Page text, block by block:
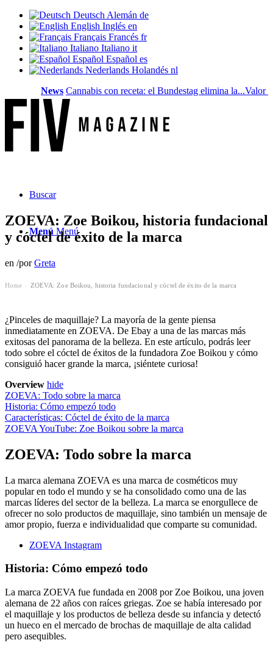
Deutsch Alemán de
English Inglés en
Français Francés fr
Italiano Italiano it
Español Español es
Nederlands Holandés nl
News Cannabis con receta: el Bundestag elimina la...Valor del
Buscar
Menú Menú
ZOEVA: Zoe Boikou, historia fundacional
y cóctel de éxito de la marca
en /porGreta
Home ZOEVA: Zoe Boikou, historia fundacional y cóctel de éxito de la marca
¿Pinceles de maquillaje? La mayoría de la gente piensa
inmediatamente en ZOEVA. De Ebay a una de las marcas más
exitosas del panorama de la belleza. En este artículo, podrás leer
todo sobre el cóctel de éxitos de la fundadora Zoe Boikou y cómo
consiguió hacer grande la marca, ¡siéntete curiosa!
Overview hide
ZOEVA: Todo sobre la marca
Historia: Cómo empezó todo
Características: Cóctel de éxito de la marca
ZOEVA YouTube: Zoe Boikou sobre la marca
ZOEVA: Todo sobre la marca
La marca alemana ZOEVA es una marca de cosméticos muy
popular en todo el mundo y se ha consolidado como una de las
marcas líderes del sector de la belleza. La marca se enorgullece de
ofrecer no solo productos de maquillaje, sino también un mensaje de
amor propio, fuerza e individualidad que comparte su comunidad.
ZOEVA Instagram
Historia: Cómo empezó todo
La marca ZOEVA fue fundada en 2008 por Zoe Boikou, una joven
alemana de 22 años con raíces griegas. Zoe se había interesado por
el maquillaje y los productos de belleza desde su infancia y detectó
un hueco en el mercado de brochas de maquillaje de alta calidad
pero asequibles.